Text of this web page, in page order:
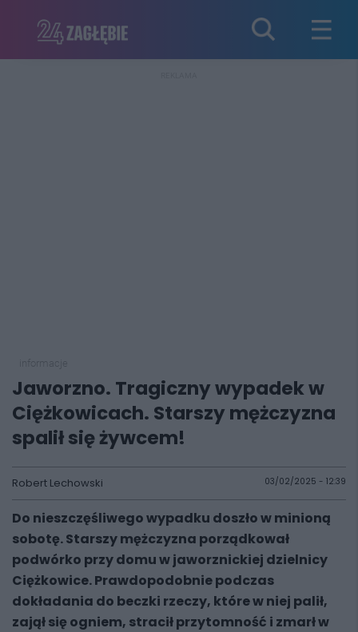
Jaworzno. Tragiczny wypadek w
Ciężkowicach. Starszy mężczyzna
spalił się żywcem!
Robert Lechowski 03/02/2025 - 12:39
Do nieszczęśliwego wypadku doszło w minioną
sobotę. Starszy mężczyzna porządkował
podwórko przy domu w jaworznickiej dzielnicy
Ciężkowice. Prawdopodobnie podczas
dokładania do beczki rzeczy, które w niej palił,
zajął się ogniem, stracił przytomność i zmarł w